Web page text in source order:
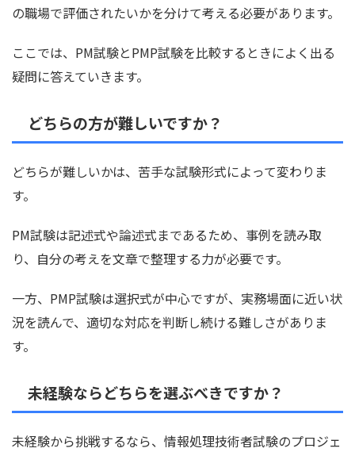
の職場で評価されたいかを分けて考える必要があります。
ここでは、PM試験とPMP試験を比較するときによく出る
疑問に答えていきます。
どちらの方が難しいですか？
どちらが難しいかは、苦手な試験形式によって変わりま
す。
PM試験は記述式や論述式まであるため、事例を読み取
り、自分の考えを文章で整理する力が必要です。
一方、PMP試験は選択式が中心ですが、実務場面に近い状
況を読んで、適切な対応を判断し続ける難しさがありま
す。
未経験ならどちらを選ぶべきですか？
未経験から挑戦するなら、情報処理技術者試験のプロジェ